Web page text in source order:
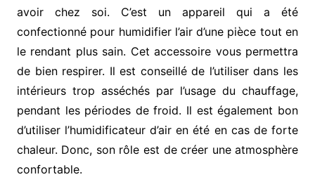
avoir chez soi. C’est un appareil qui a été
confectionné pour humidifier l’air d’une pièce tout en
le rendant plus sain. Cet accessoire vous permettra
de bien respirer. Il est conseillé de l’utiliser dans les
intérieurs trop asséchés par l’usage du chauffage,
pendant les périodes de froid. Il est également bon
d’utiliser l’humidificateur d’air en été en cas de forte
chaleur. Donc, son rôle est de créer une atmosphère
confortable.